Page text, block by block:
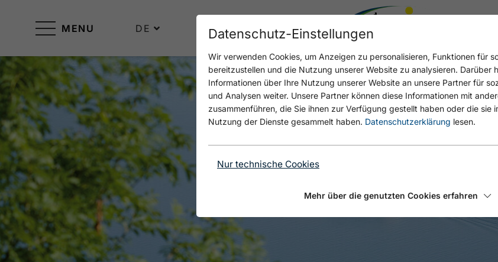
MENU DE Datenschutz-Einstellungen
Wir verwenden Cookies, um Anzeigen zu personalisieren, Funktionen für
bereitzustellen und die Nutzung unserer Website zu analysieren. Darüber
Informationen über Ihre Nutzung unserer Website an unsere Partner für
und Analysen weiter. Unsere Partner können diese Informationen mit
zusammenführen, die Sie ihnen zur Verfügung gestellt haben oder die sie
Nutzung der Dienste gesammelt haben. Datenschutzerklärung lesen.
Nur technische Cookies
Mehr über die genutzten Cookies erfahren